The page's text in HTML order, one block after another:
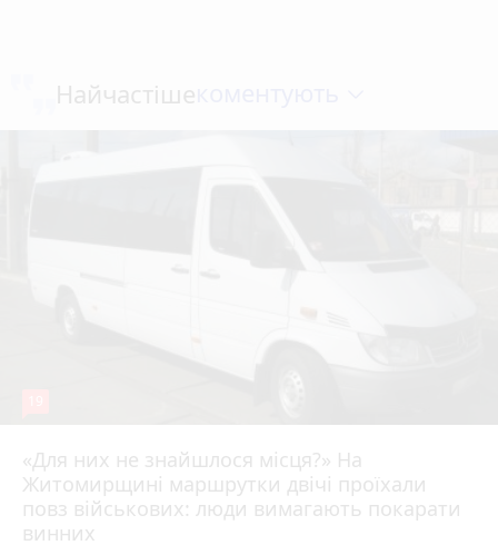
Найчастіше
«Для них не знайшлося місця?» На
Житомирщині маршрутки двічі проїхали
повз військових: люди вимагають покарати
винних
17 липня 2026 р.